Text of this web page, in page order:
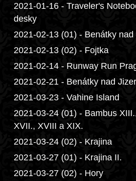
2021-01-16 - Traveler's
desky
2021-02-13 (01) - Benátky nad
2021-02-13 (02) - Fojtka
2021-02-14 - Runway Run
2021-02-21 - Benátky nad
2021-03-23 - Vahine Island
2021-03-24 (01) - Bambus
XVII., XVIII a XIX.
2021-03-24 (02) - Krajina
2021-03-27 (01) - Krajina II.
2021-03-27 (02) - Hory